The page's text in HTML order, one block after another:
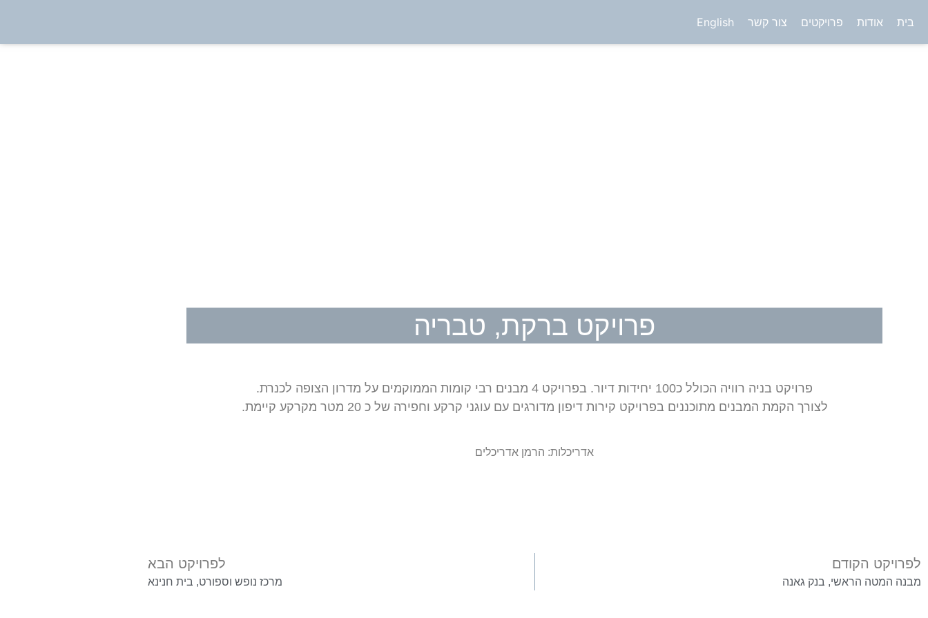
בית אודות פרויקטים צור קשר English
פרויקט ברקת, טבריה
פרויקט בניה רוויה הכולל כ100 יחידות דיור. בפרויקט 4 מבנים רבי קומות הממוקמים על מדרון הצופה לכנרת.
לצורך הקמת המבנים מתוכננים בפרויקט קירות דיפון מדורגים עם עוגני קרקע וחפירה של כ 20 מטר מקרקע קיימת.
אדריכלות: הרמן אדריכלים
לפרויקט הקודם
מבנה המטה הראשי, בנק גאנה
לפרויקט הבא
מרכז נופש וספורט, בית חנינא